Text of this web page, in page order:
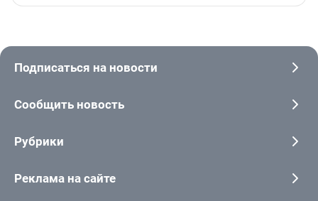
Подписаться на новости
Сообщить новость
Рубрики
Реклама на сайте